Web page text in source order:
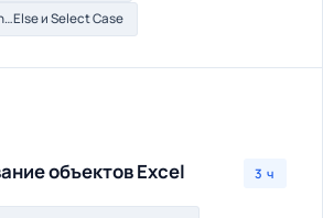
и Select Case
объектов Excel 3 ч